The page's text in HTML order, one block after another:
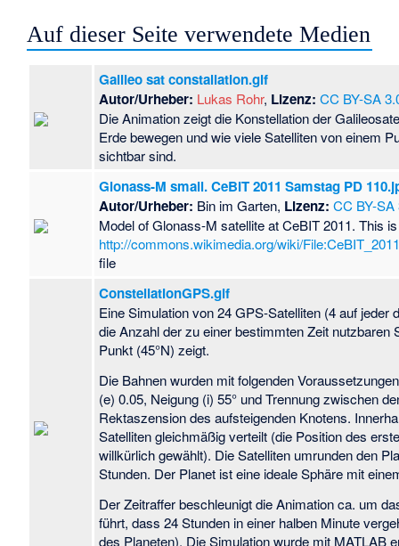
Auf dieser Seite verwendete Medien
Galileo sat constallation.gif
Autor/Urheber: Lukas Rohr, Lizenz: CC BY-SA
Die Animation zeigt die Konstellation der
Erde bewegen und wie viele Satelliten von einem
sichtbar sind.
Glonass-M small. CeBIT 2011 Samstag PD
Autor/Urheber: Bin im Garten, Lizenz: CC BY-SA
Model of Glonass-M satellite at CeBIT 2011. This
http://commons.wikimedia.org/wiki/
file
ConstellationGPS.gif
Eine Simulation von 24 GPS-Satelliten (4 auf jeder
die Anzahl der zu einer bestimmten Zeit nutzbaren
Punkt (45°N) zeigt.
Die Bahnen wurden mit folgenden
(e) 0.05, Neigung (i) 55° und Trennung zwischen
Rektaszension des aufsteigenden Knotens.
Satelliten gleichmäßig verteilt (die Position des
willkürlich gewählt). Die Satelliten umrunden den
Stunden. Der Planet ist eine ideale Sphäre mit
Der Zeitraffer beschleunigt die Animation ca. um
führt, dass 24 Stunden in einer halben Minute
des Planeten). Die Simulation wurde mit MATLAB